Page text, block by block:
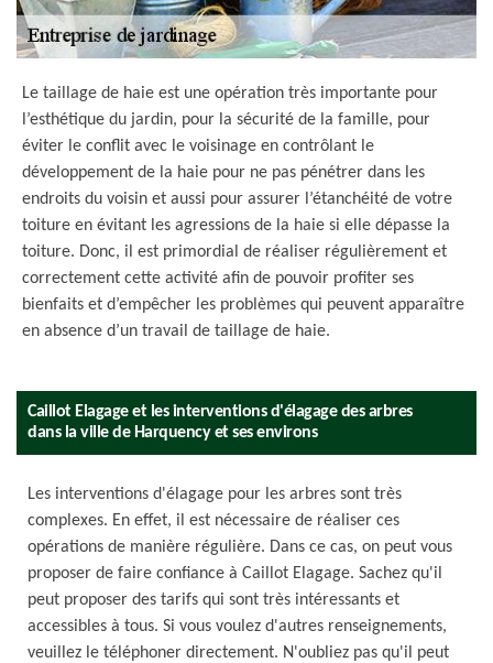
Le taillage de haie est une opération très importante pour
l’esthétique du jardin, pour la sécurité de la famille, pour
éviter le conflit avec le voisinage en contrôlant le
développement de la haie pour ne pas pénétrer dans les
endroits du voisin et aussi pour assurer l’étanchéité de votre
toiture en évitant les agressions de la haie si elle dépasse la
toiture. Donc, il est primordial de réaliser régulièrement et
correctement cette activité afin de pouvoir profiter ses
bienfaits et d’empêcher les problèmes qui peuvent apparaître
en absence d’un travail de taillage de haie.
Caillot Elagage et les interventions d'élagage des arbres
dans la ville de Harquency et ses environs
Les interventions d'élagage pour les arbres sont très
complexes. En effet, il est nécessaire de réaliser ces
opérations de manière régulière. Dans ce cas, on peut vous
proposer de faire confiance à Caillot Elagage. Sachez qu'il
peut proposer des tarifs qui sont très intéressants et
accessibles à tous. Si vous voulez d'autres renseignements,
veuillez le téléphoner directement. N'oubliez pas qu'il peut